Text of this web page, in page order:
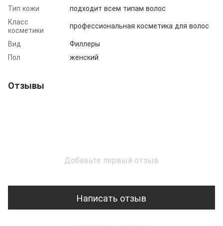
Тип кожи
подходит всем типам волос
Класс
косметики
профессиональная косметика для волос
Вид
Филлеры
Пол
женский
Отзывы
Добавьте первый отзыв
Написать отзыв